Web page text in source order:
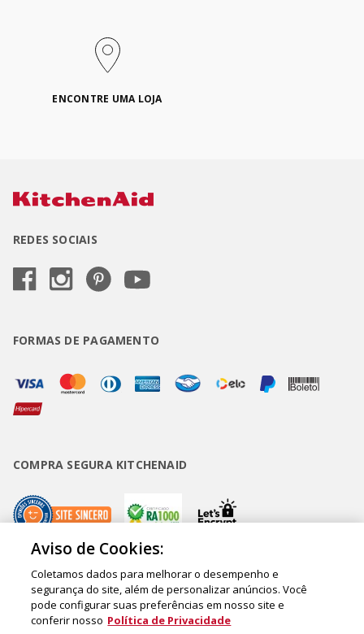
ENCONTRE UMA LOJA
REDES SOCIAIS
FORMAS DE PAGAMENTO
COMPRA SEGURA KITCHENAID
Copyright • BUD Comércio de Eletrodomésticos Ltda. ® 2020 - CNPJ
62.058.318/0007-76. - Inscrição Municipal/Estadual 148.044.198.118 Sede:
Rua Olympia Semeraro, 675 - Jardim Santa Emília - CEP 04183-090 - São
Aviso de Cookies:
Coletamos dados para melhorar o desempenho e
segurança do site, além de personalizar anúncios. Você
pode configurar suas preferências em nosso site e
conferir nosso Política de Privacidade